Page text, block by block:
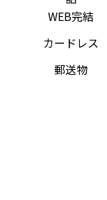
WEB完結
カードレス
郵送物